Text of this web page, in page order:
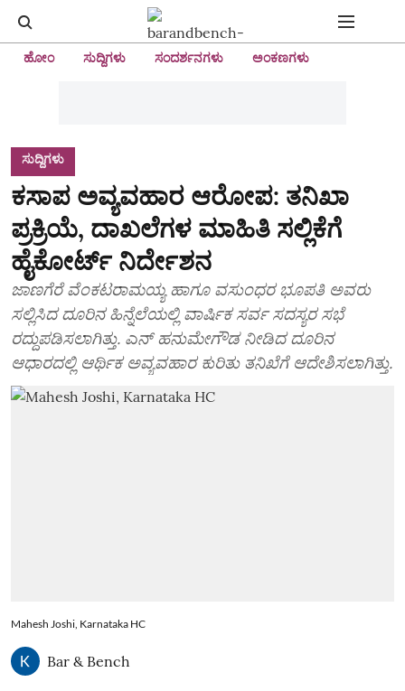
ಹೋಂ ಸುದ್ದಿಗಳು ಸಂದರ್ಶನಗಳು ಅಂಕಣಗಳು
ಸುದ್ದಿಗಳು
ಕಸಾಪ ಅವ್ಯವಹಾರ ಆರೋಪ: ತನಿಖಾ
ಪ್ರಕ್ರಿಯೆ, ದಾಖಲೆಗಳ ಮಾಹಿತಿ ಸಲ್ಲಿಕೆಗೆ
ಹೈಕೋರ್ಟ್‌ ನಿರ್ದೇಶನ
ಜಾಣಗೆರೆ ವೆಂಕಟರಾಮಯ್ಯ ಹಾಗೂ ವಸುಂಧರ ಭೂಪತಿ ಅವರು
ಸಲ್ಲಿಸಿದ ದೂರಿನ ಹಿನ್ನೆಲೆಯಲ್ಲಿ ವಾರ್ಷಿಕ ಸರ್ವ ಸದಸ್ಯರ ಸಭೆ
ರದ್ದುಪಡಿಸಲಾಗಿತ್ತು. ಎನ್ ಹನುಮೇಗೌಡ ನೀಡಿದ ದೂರಿನ
ಆಧಾರದಲ್ಲಿ ಆರ್ಥಿಕ ಅವ್ಯವಹಾರ ಕುರಿತು ತನಿಖೆಗೆ ಆದೇಶಿಸಲಾಗಿತ್ತು.
Mahesh Joshi, Karnataka HC
Bar & Bench